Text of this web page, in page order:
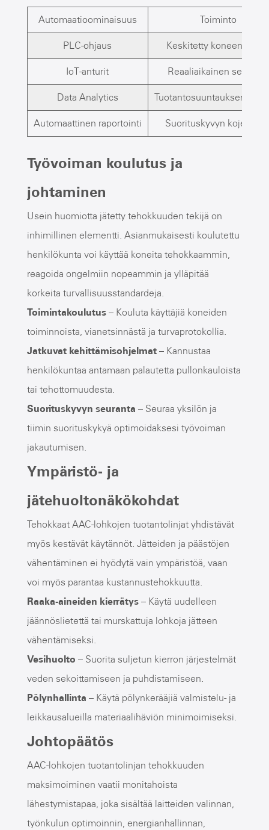
Automaatioominaisuus
Toiminto
PLC-ohjaus Keskitetty koneen
IoT-anturit Reaaliaikainen seuranta
Data Analytics Tuotantosuuntauksen
Automaattinen raportointi Suorituskyvyn
Työvoiman koulutus ja
johtaminen
Usein huomiotta jätetty tehokkuuden tekijä on
inhimillinen elementti. Asianmukaisesti koulutettu
henkilökunta voi käyttää koneita tehokkaammin,
reagoida ongelmiin nopeammin ja ylläpitää
korkeita turvallisuusstandardeja.
Toimintakoulutus – Kouluta käyttäjiä koneiden
toiminnoista, vianetsinnästä ja turvaprotokollia.
Jatkuvat kehittämisohjelmat – Kannustaa
henkilökuntaa antamaan palautetta pullonkauloista
tai tehottomuudesta.
Suorituskyvyn seuranta – Seuraa yksilön ja
tiimin suorituskykyä optimoidaksesi työvoiman
jakautumisen.
Ympäristö- ja
jätehuoltonäkökohdat
Tehokkaat AAC-lohkojen tuotantolinjat yhdistävät
myös kestävät käytännöt. Jätteiden ja päästöjen
vähentäminen ei hyödytä vain ympäristöä, vaan
voi myös parantaa kustannustehokkuutta.
Raaka-aineiden kierrätys – Käytä uudelleen
jäännöslietettä tai murskattuja lohkoja jätteen
vähentämiseksi.
Vesihuolto – Suorita suljetun kierron järjestelmät
veden sekoittamiseen ja puhdistamiseen.
Pölynhallinta – Käytä pölynkerääjiä valmistelu- ja
leikkausalueilla materiaalihäviön minimoimiseksi.
Johtopäätös
AAC-lohkojen tuotantolinjan tehokkuuden
maksimoiminen vaatii monitahoista
lähestymistapaa, joka sisältää laitteiden valinnan,
työnkulun optimoinnin, energianhallinnan,